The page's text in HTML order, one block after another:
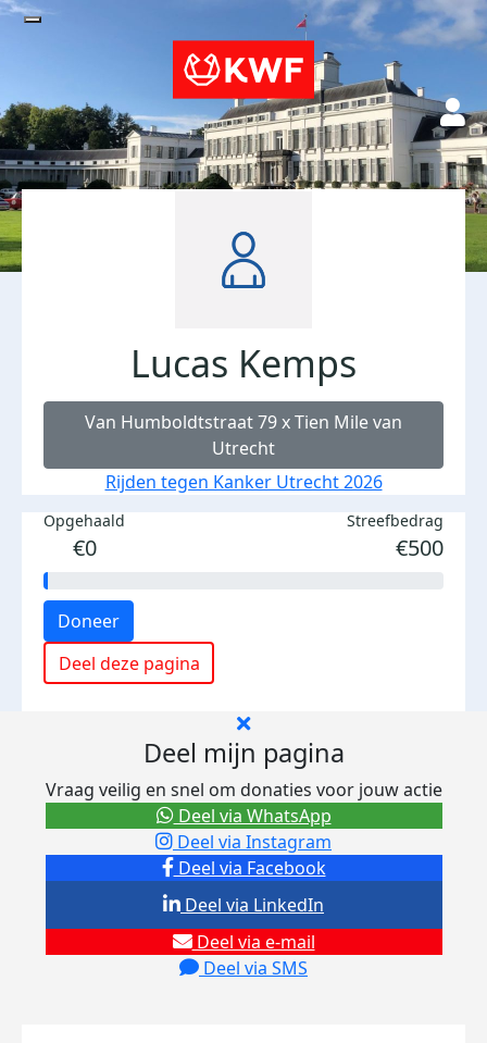
Lucas Kemps
Van Humboldtstraat 79 x Tien Mile van
Utrecht
Rijden tegen Kanker Utrecht 2026
Opgehaald
€0
Streefbedrag
€500
Doneer
Deel deze pagina
Deel mijn pagina
Vraag veilig en snel om donaties voor jouw actie
Deel via Facebook
Deel via Instagram
Deel via e-mail
Deel via SMS
Deel via LinkedIn
Deel via WhatsApp